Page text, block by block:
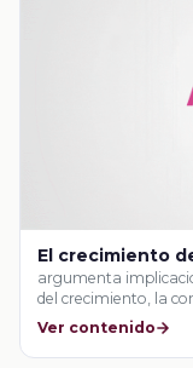
El crecimiento
argumenta
del crecimiento, la
Ver contenido